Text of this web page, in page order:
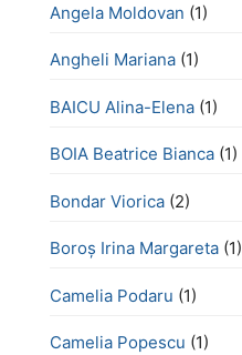
Angela Moldovan (1)
Angheli Mariana (1)
BAICU Alina-Elena (1)
BOIA Beatrice Bianca (1)
Bondar Viorica (2)
Boroş Irina Margareta (1)
Camelia Podaru (1)
Camelia Popescu (1)